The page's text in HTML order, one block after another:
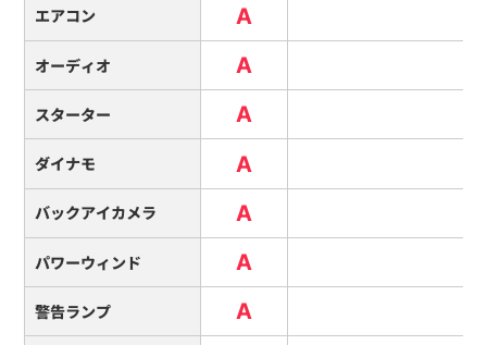
エアコン A
オーディオ A
スターター A
ダイナモ A
バックアイカメラ A
パワーウィンド A
警告ランプ A